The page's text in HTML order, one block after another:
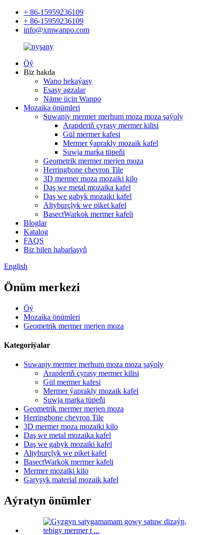
+ 86-15959236109
+ 86-15959236109
info@xmwanpo.com
Öý
Biz hakda
Wano hekaýasy
Esasy agzalar
Näme üçin Wanpo
Mozaika önümleri
Suwanjy mermer merhum moza moza şaýoly
Arapderiň çyrasy mermer kilisi
Gül mermer kafesi
Mermer ýaprakly mozaik kafel
Suwja marka tüpeňi
Geometrik mermer merjen moza
Herringbone chevron Tile
3D mermer moza mozaiki kilo
Daş we metal mozaika kafel
Daş we gabyk mozaiki kafel
Altyburçlyk we piket kafel
BasectWarkok mermer kafeli
Bloglar
Katalog
FAQS
Biz bilen habarlaşyň
English
Önüm merkezi
Öý
Mozaika önümleri
Geometrik mermer merjen moza
Kategoriýalar
Suwanjy mermer merhum moza moza şaýoly
Arapderiň çyrasy mermer kilisi
Gül mermer kafesi
Mermer ýaprakly mozaik kafel
Suwja marka tüpeňi
Geometrik mermer merjen moza
Herringbone chevron Tile
3D mermer moza mozaiki kilo
Daş we metal mozaika kafel
Daş we gabyk mozaiki kafel
Altyburçlyk we piket kafel
BasectWarkok mermer kafeli
Mermer mozaiki kilo
Garyşyk material mozaik kafel
Aýratyn önümler